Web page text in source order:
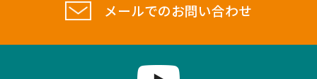
メールでのお問い合わせ